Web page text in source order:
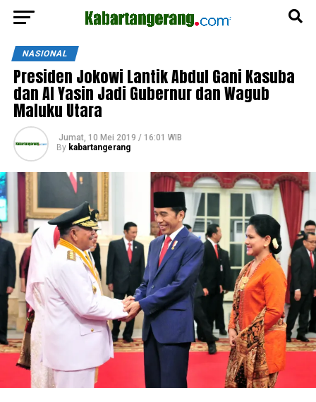
NASIONAL
Presiden Jokowi Lantik Abdul Gani Kasuba
dan Al Yasin Jadi Gubernur dan Wagub
Maluku Utara
Jumat, 10 Mei 2019 / 16:01 WIB
By kabartangerang